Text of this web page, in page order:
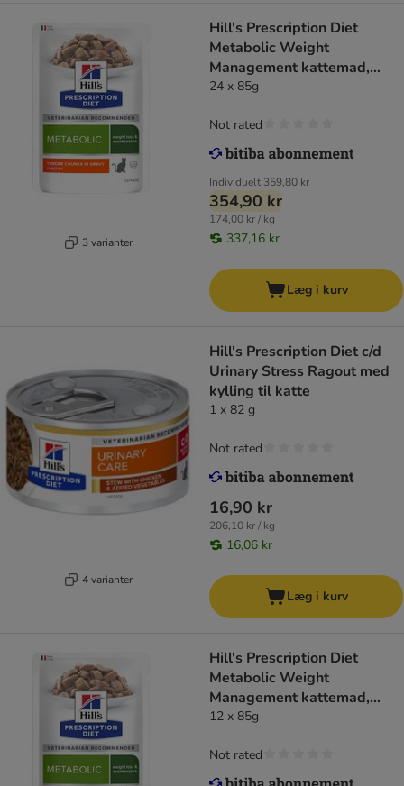
3 varianter
Hill's Prescription Diet
Metabolic Weight
Management kattemad,
kylling
24 x 85g
Individuelt 359,80 kr
354,90 kr
174,00 kr / kg
337,16 kr
Not rated
Læg i kurv
4 varianter
Hill's Prescription Diet c/d
Urinary Stress Ragout med
kylling til katte
1 x 82 g
16,90 kr
206,10 kr / kg
16,06 kr
Not rated
Læg i kurv
Hill's Prescription Diet
Metabolic Weight
Management kattemad,
kylling
12 x 85g
Not rated